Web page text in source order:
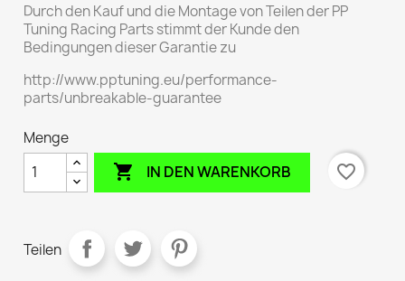
Durch den Kauf und die Montage von Teilen der PP
Tuning Racing Parts stimmt der Kunde den
Bedingungen dieser Garantie zu
http://www.pptuning.eu/performance-
parts/unbreakable-guarantee
Menge
 IN DEN WARENKORB favorite_border
Teilen